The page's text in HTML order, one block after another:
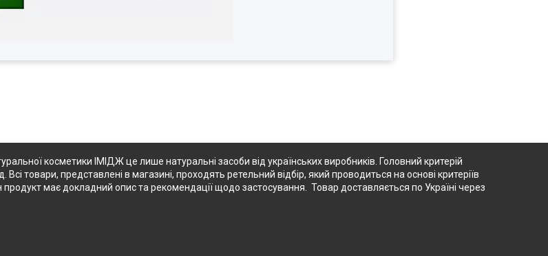
косметики ІМІДЖ це лише натуральні засоби від українських виробників. Головний критерій
товари, представлені в магазині, проходять ретельний відбір, який проводиться на основі критеріїв
продукт має докладний опис та рекомендації щодо застосування. Товар доставляється по Україні через